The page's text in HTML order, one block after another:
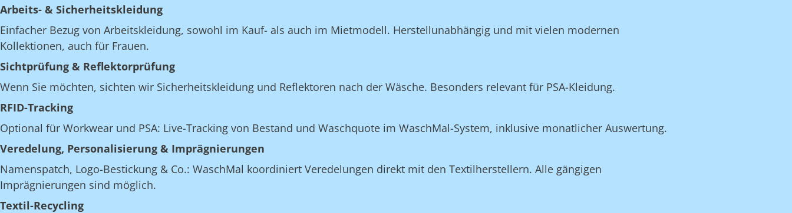
Arbeits- & Sicherheitskleidung
Einfacher Bezug von Arbeitskleidung, sowohl im Kauf- als auch im Mietmodell. Herstellunabhängig und mit vielen modernen
Kollektionen, auch für Frauen.
Sichtprüfung & Reflektorprüfung
Wenn Sie möchten, sichten wir Sicherheitskleidung und Reflektoren nach der Wäsche. Besonders relevant für PSA-Kleidung.
RFID-Tracking
Optional für Workwear und PSA: Live-Tracking von Bestand und Waschquote im WaschMal-System, inklusive monatlicher Auswertung.
Veredelung, Personalisierung & Imprägnierungen
Namenspatch, Logo-Bestickung & Co.: WaschMal koordiniert Veredelungen direkt mit den Textilherstellern. Alle gängigen
Imprägnierungen sind möglich.
Textil-Recycling